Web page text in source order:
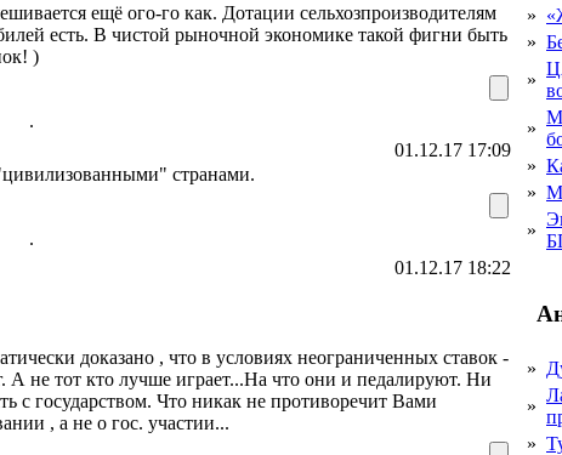
ещё ого-го как. Дотации сельхозпроизводителям
есть. В чистой рыночной экономике такой фигни быть
)
.
01.12.17 17:09
странами.
.
01.12.17 18:22
доказано , что в условиях неограниченных ставок -
А не тот кто лучше играет...На что они и педалируют. Ни
с государством. Что никак не противоречит Вами
, а не о гос. участии...
»
»
»
»
»
»
»
»
»
»